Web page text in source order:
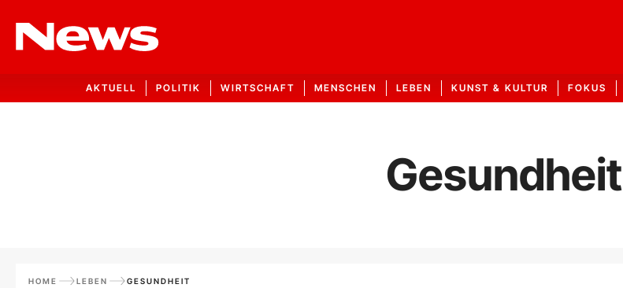
AKTUELL POLITIK WIRTSCHAFT MENSCHEN LEBEN KUNST & KULTUR FOKUS
Gesundheit
HOME LEBEN GESUNDHEIT